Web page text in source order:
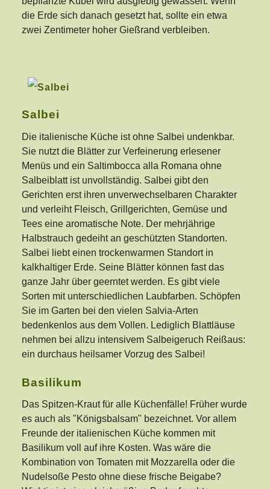
die Erde sich danach gesetzt hat, sollte ein etwa
zwei Zentimeter hoher Gießrand verbleiben.
Salbei
Die italienische Küche ist ohne Salbei undenkbar.
Sie nutzt die Blätter zur Verfeinerung erlesener
Menüs und ein Saltimbocca alla Romana ohne
Salbeiblatt ist unvollständig. Salbei gibt den
Gerichten erst ihren unverwechselbaren Charakter
und verleiht Fleisch, Grillgerichten, Gemüse und
Tees eine aromatische Note. Der mehrjährige
Halbstrauch gedeiht an geschützten Standorten.
Salbei liebt einen trockenwarmen Standort in
kalkhaltiger Erde. Seine Blätter können fast das
ganze Jahr über geerntet werden. Es gibt viele
Sorten mit unterschiedlichen Laubfarben. Schöpfen
Sie im Garten bei den vielen Salvia-Arten
bedenkenlos aus dem Vollen. Lediglich Blattläuse
nehmen bei allzu intensivem Salbeigeruch Reißaus:
ein durchaus heilsamer Vorzug des Salbei!
Basilikum
Das Spitzen-Kraut für alle Küchenfälle! Früher wurde
es auch als "Königsbalsam" bezeichnet. Vor allem
Freunde der italienischen Küche kommen mit
Basilikum voll auf ihre Kosten. Was wäre die
Kombination von Tomaten mit Mozzarella oder die
Nudelsoße Pesto ohne diese frische Beigabe?